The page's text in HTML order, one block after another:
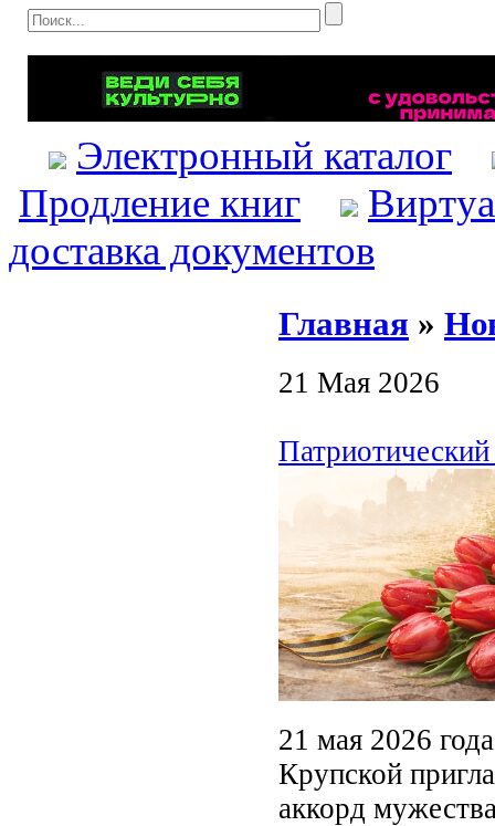
Электронный каталог
Продление книг
доставка документов
Главная »
21 Мая 2026
21 мая 2026
Крупской
аккорд